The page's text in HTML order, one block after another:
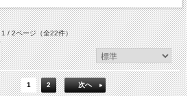
1 / 2ページ（全22件）
1 2 次へ